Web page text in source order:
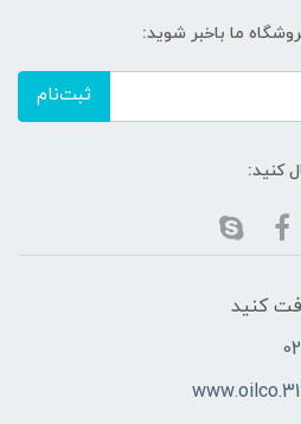
ما باخبر شوید:
ثبت‌نام
کنید:
کنید